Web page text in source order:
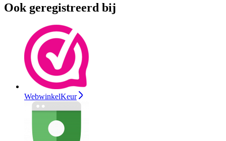
Ook geregistreerd bij
WebwinkelKeur